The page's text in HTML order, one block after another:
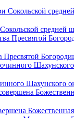
Шахунского